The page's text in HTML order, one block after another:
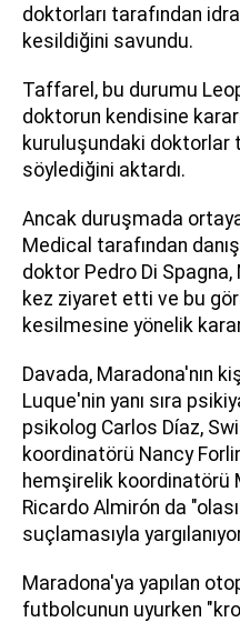
doktorları tarafından
kesildiğini savundu.
Taffarel, bu durumu
doktorun kendisine
kuruluşundaki doktorlar
söylediğini aktardı.
Ancak duruşmada
Medical tarafından
doktor Pedro Di Spagna,
kez ziyaret etti ve bu
kesilmesine yönelik karar
Davada, Maradona'nın
Luque'nin yanı sıra
psikolog Carlos Díaz,
koordinatörü Nancy
hemşirelik koordinatörü
Ricardo Almirón da
suçlamasıyla
Maradona'ya yapılan
futbolcunun uyurken